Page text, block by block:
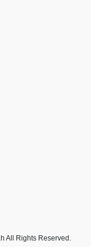
All Rights Reserved.